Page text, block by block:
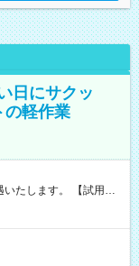
日にサクッ
の軽作業
す。 【試用期